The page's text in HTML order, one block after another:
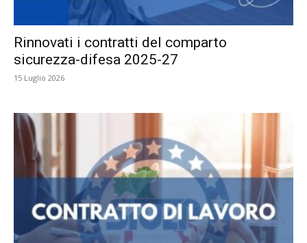
Rinnovati i contratti del comparto
sicurezza-difesa 2025-27
15 Luglio 2026